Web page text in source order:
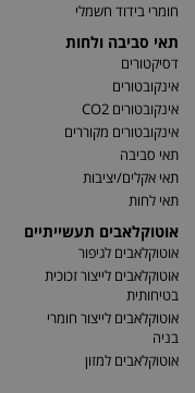
חומרי בידוד חשמלי
תאי סביבה ולחות
דסיקטורים
אינקובטורים
אינקובטורים CO2
אינקובטורים מקוררים
תאי סביבה
תאי אקלים/יציבות
תאי לחות
אוטוקלאבים תעשייתיים
אוטוקלאבים לגיפור
אוטוקלאבים לייצור זכוכית
בטיחותית
אוטוקלאבים לייצור חומרי
בניה
אוטוקלאבים למזון